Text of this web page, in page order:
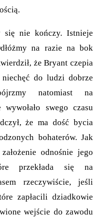
się nie kończy. Istnieje
na razie na bok
że Bryant czepia
do ludzi dobrze
natomiast na
wywołało swego czasu
że ma dość bycia
bohaterów. Jak
odnośnie jego
przekłada się na
rzeczywiście, jeśli
zapłacili dziadkowie
wejście do zawodu